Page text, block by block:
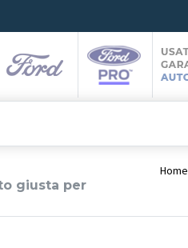
giusta per
Home